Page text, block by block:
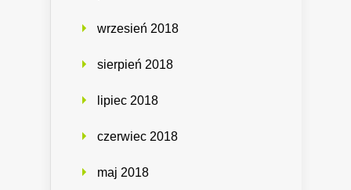
wrzesień 2018
sierpień 2018
lipiec 2018
czerwiec 2018
maj 2018